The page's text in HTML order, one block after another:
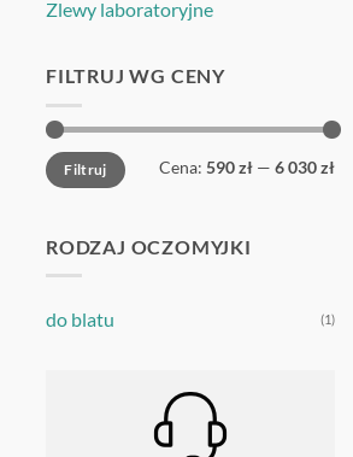
Zlewy laboratoryjne
FILTRUJ WG CENY
Cena
min
Cena
maxFiltruj Cena: 590 zł — 6 030 zł
RODZAJ OCZOMYJKI
do blatu (1)